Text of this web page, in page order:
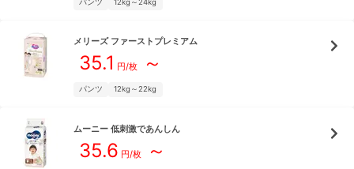
パンツ 12kg～24kg
メリーズ ファーストプレミアム
35.1 円/枚～
パンツ 12kg～22kg
ムーニー 低刺激であんしん
35.6 円/枚～